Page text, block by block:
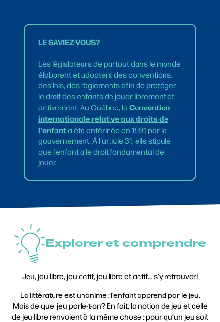
LE SAVIEZ-VOUS?
Les législateurs de partout dans le monde
élaborent et adoptent des conventions,
des lois, des règlements afin de protéger
le droit des enfants de jouer librement et
activement. Au Québec, laConvention
internationale relative aux droits de
l'enfanta été entérinée en 1991 par le
gouvernement. À l'article 31, elle stipule
que l'enfant a le droit fondamental de
jouer.
Explorer et comprendre
Jeu, jeu libre, jeu actif, jeu libre et actif… s’y retrouver!
La littérature est unanime : l’enfant apprend par le jeu.
Mais de quel jeu parle-t-on? En fait, la notion de jeu et celle
de jeu libre renvoient à la même chose : pour qu’un jeu soit